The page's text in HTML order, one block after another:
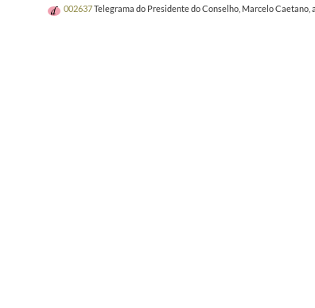
002637Telegrama do Presidente do Conselho, Marcelo